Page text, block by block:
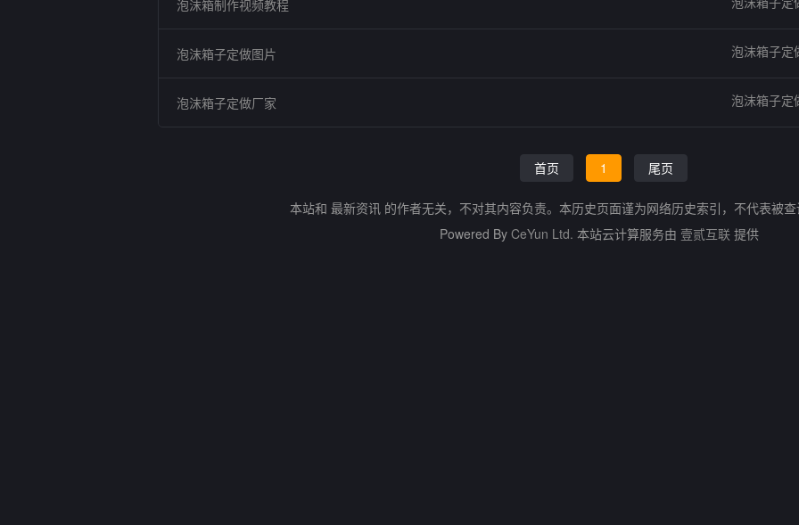
泡沫箱制作视频教程
泡沫箱子定做图片 泡沫箱子定
泡沫箱子定做厂家 泡沫箱子定
首页 1 尾页
本站和 最新资讯 的作者无关，不对其内容负责。本历史页面谨为网络历史索引，不代表被查
Powered By CeYun Ltd. 本站云计算服务由 壹贰互联 提供